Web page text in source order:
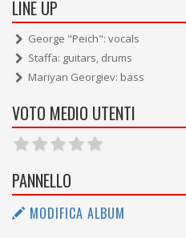
LINE UP
George "Peich": vocals
Staffa: guitars, drums
Mariyan Georgiev: bass
VOTO MEDIO UTENTI
PANNELLO
MODIFICA ALBUM